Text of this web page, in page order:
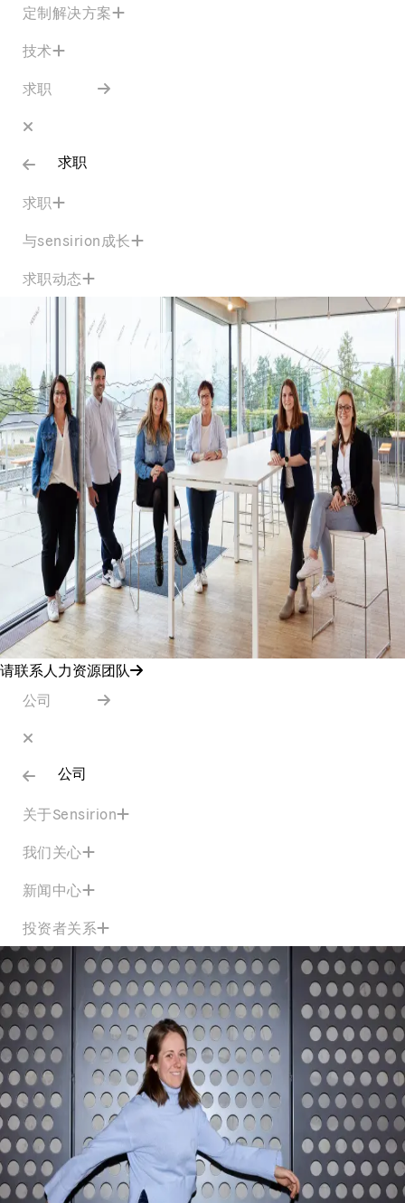
定制解决方案
技术
求职
求职
求职
与sensirion成长
求职动态
请联系人力资源团队
公司
公司
关于Sensirion
我们关心
新闻中心
投资者关系